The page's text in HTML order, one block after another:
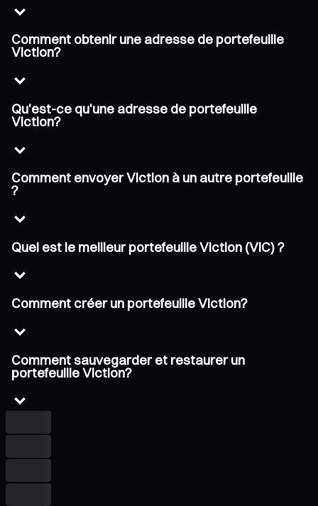
Comment obtenir une adresse de portefeuille
Viction?
Qu'est-ce qu'une adresse de portefeuille
Viction?
Comment envoyer Viction à un autre portefeuille
?
Quel est le meilleur portefeuille Viction (VIC) ?
Comment créer un portefeuille Viction?
Comment sauvegarder et restaurer un
portefeuille Viction?